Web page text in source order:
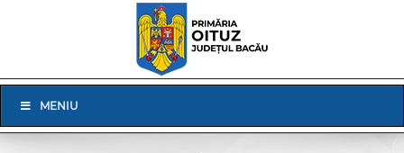
Navigation
MENIU